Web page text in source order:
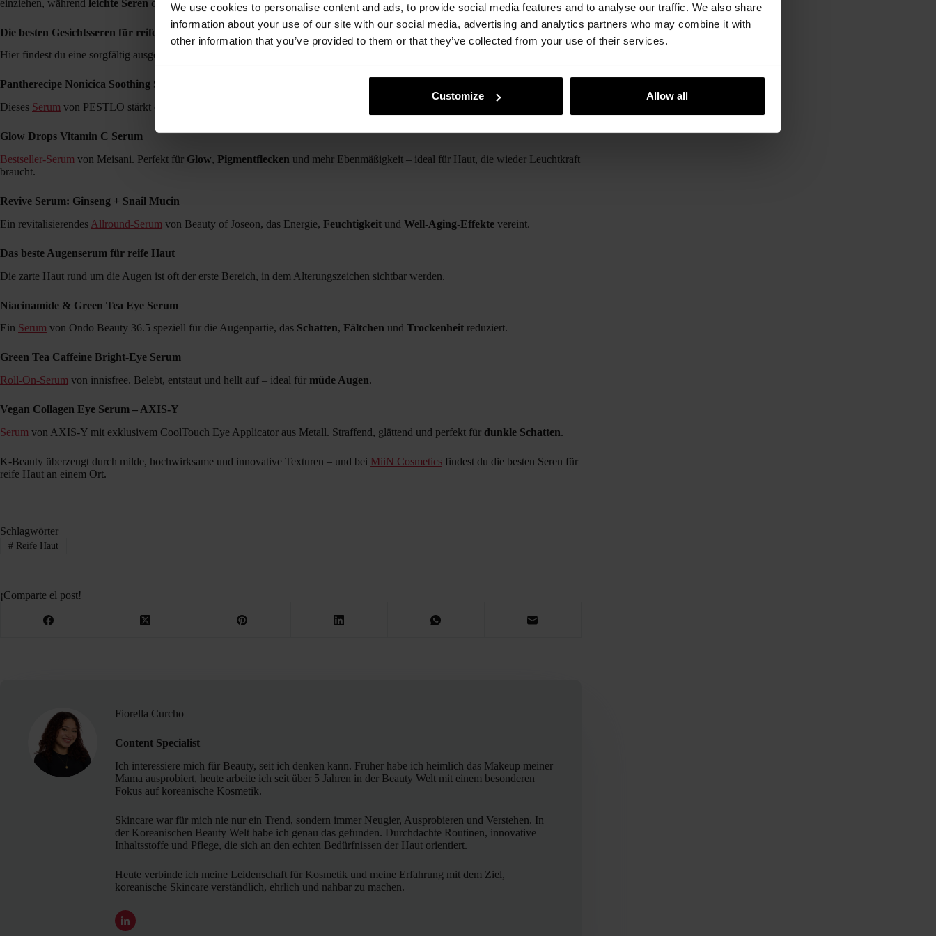
We use cookies to personalise content and ads, to provide social media features and to analyse our traffic. We also share
information about your use of our site with our social media, advertising and analytics partners who may combine it with
other information that you’ve provided to them or that they’ve collected from your use of their services.
Customize Allow all
einziehen, während leichte Seren optimale Absorption ermöglichen.
Die besten Gesichtsseren für reife Haut
Hier findest du eine sorgfältig ausgewählte Auswahl an Seren, die sich besonders gut für reife Haut eignen – ideal ab 40, 50, 60+.
Pantherecipe Nonicica Soothing Serum
Dieses Serum von PESTLO stärkt die
Glow Drops Vitamin C Serum
Bestseller-Serum von Meisani. Perfekt für Glow, Pigmentflecken und mehr Ebenmäßigkeit – ideal für Haut, die wieder Leuchtkraft
braucht.
Revive Serum: Ginseng + Snail Mucin
Ein revitalisierendes Allround-Serum von Beauty of Joseon, das Energie, Feuchtigkeit und Well-Aging-Effekte vereint.
Das beste Augenserum für reife Haut
Die zarte Haut rund um die Augen ist oft der erste Bereich, in dem Alterungszeichen sichtbar werden.
Niacinamide & Green Tea Eye Serum
Ein Serum von Ondo Beauty 36.5 speziell für die Augenpartie, das Schatten, Fältchen und Trockenheit reduziert.
Green Tea Caffeine Bright-Eye Serum
Roll-On-Serum von innisfree. Belebt, entstaut und hellt auf – ideal für müde Augen.
Vegan Collagen Eye Serum – AXIS-Y
Serum von AXIS-Y mit exklusivem CoolTouch Eye Applicator aus Metall. Straffend, glättend und perfekt für dunkle Schatten.
K-Beauty überzeugt durch milde, hochwirksame und innovative Texturen – und bei MiiN Cosmetics findest du die besten Seren für
reife Haut an einem Ort.
Schlagwörter
#Reife Haut
¡Comparte el post!
Fiorella Curcho
Content Specialist
Ich interessiere mich für Beauty, seit ich denken kann. Früher habe ich heimlich das Makeup meiner
Mama ausprobiert, heute arbeite ich seit über 5 Jahren in der Beauty Welt mit einem besonderen
Fokus auf koreanische Kosmetik.
Skincare war für mich nie nur ein Trend, sondern immer Neugier, Ausprobieren und Verstehen. In
der Koreanischen Beauty Welt habe ich genau das gefunden. Durchdachte Routinen, innovative
Inhaltsstoffe und Pflege, die sich an den echten Bedürfnissen der Haut orientiert.
Heute verbinde ich meine Leidenschaft für Kosmetik und meine Erfahrung mit dem Ziel,
koreanische Skincare verständlich, ehrlich und nahbar zu machen.